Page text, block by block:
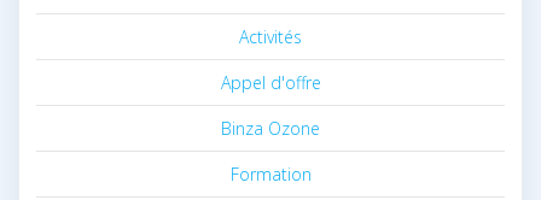
Activités
Appel d'offre
Binza Ozone
Formation